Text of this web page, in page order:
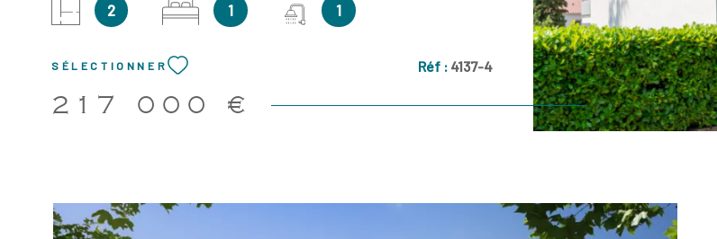
élégants, entourés d’un cœur d’îlot végétalisé qui offre fraîcheur et
de 50m² habitables, situé au rez-de-chaussée, propose un séjour
lumineux avec une cuisine ouverte donnant accès à une terrasse et
un jardin de 20m². La partie nuit se compose d'une chambre avec
placard, une salle d'eau moderne et un WC indépendant. Les
isolation optimale, des WC suspendus et des garages fermés en
sous-sol. Prix hors garage. Ne laissez pas passer cette opportunité
2 1 1
SÉLECTIONNER Réf : 4137-4
217 000 €